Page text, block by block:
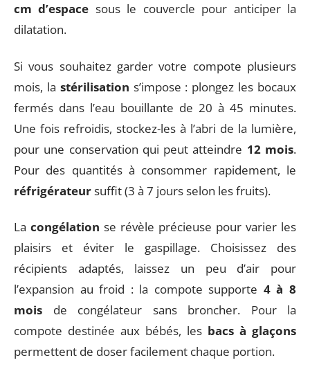
cm d’espace sous le couvercle pour anticiper la
dilatation.
Si vous souhaitez garder votre compote plusieurs
mois, la stérilisation s’impose : plongez les bocaux
fermés dans l’eau bouillante de 20 à 45 minutes.
Une fois refroidis, stockez-les à l’abri de la lumière,
pour une conservation qui peut atteindre 12 mois.
Pour des quantités à consommer rapidement, le
réfrigérateursuffit (3 à 7 jours selon les fruits).
La congélation se révèle précieuse pour varier les
plaisirs et éviter le gaspillage. Choisissez des
récipients adaptés, laissez un peu d’air pour
l’expansion au froid : la compote supporte 4 à 8
mois de congélateur sans broncher. Pour la
compote destinée aux bébés, les bacs à glaçons
permettent de doser facilement chaque portion.